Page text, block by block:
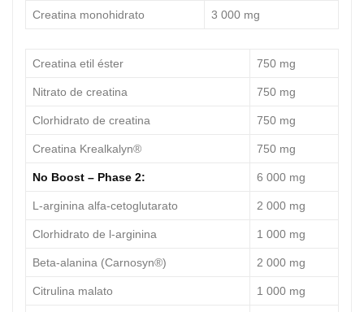
Creatina monohidrato 3 000 mg
Creatina etil éster 750 mg
Nitrato de creatina 750 mg
Clorhidrato de creatina 750 mg
Creatina Krealkalyn® 750 mg
No Boost – Phase 2: 6 000 mg
L-arginina alfa-cetoglutarato 2 000 mg
Clorhidrato de l-arginina 1 000 mg
Beta-alanina (Carnosyn®) 2 000 mg
Citrulina malato 1 000 mg